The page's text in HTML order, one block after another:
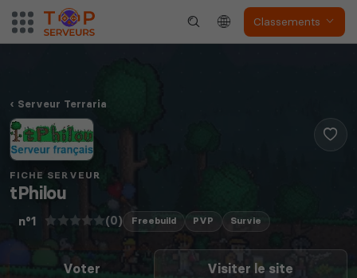
Classements
Serveur Terraria
FICHE SERVEUR
tPhilou
n°1 (0) Freebuild PVP Survie
Voter Visiter le site